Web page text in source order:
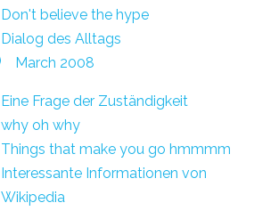
Don't believe the hype
Dialog des Alltags
March 2008
Eine Frage der Zuständigkeit
why oh why
Things that make you go hmmmm
Interessante Informationen von
Wikipedia